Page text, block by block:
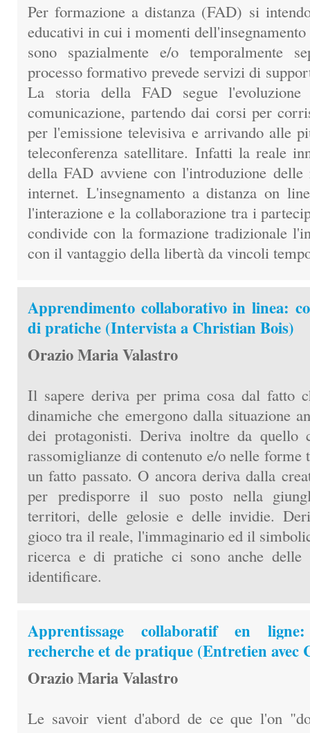
Per formazione a distanza (FAD) si
educativi in cui i momenti
sono spazialmente e/o temporalmente
processo formativo prevede servizi di
La storia della FAD segue
comunicazione, partendo dai corsi per
per l'emissione televisiva e arrivando alle
teleconferenza satellitare. Infatti la reale
della FAD avviene con l'introduzione
internet. L'insegnamento a distanza on
l'interazione e la collaborazione tra i
condivide con la formazione tradizionale
con il vantaggio della libertà da vincoli
Apprendimento collaborativo in linea:
di pratiche (Intervista a Christian Bois)
Orazio Maria Valastro
Il sapere deriva per prima cosa dal fatto
dinamiche che emergono dalla situazione
dei protagonisti. Deriva inoltre da quello
rassomiglianze di contenuto e/o nelle forme
un fatto passato. O ancora deriva dalla
per predisporre il suo posto nella
territori, delle gelosie e delle invidie.
gioco tra il reale, l'immaginario ed il
ricerca e di pratiche ci sono anche delle
identificare.
Apprentissage collaboratif en
recherche et de pratique (Entretien avec
Orazio Maria Valastro
Le savoir vient d'abord de ce que l'on